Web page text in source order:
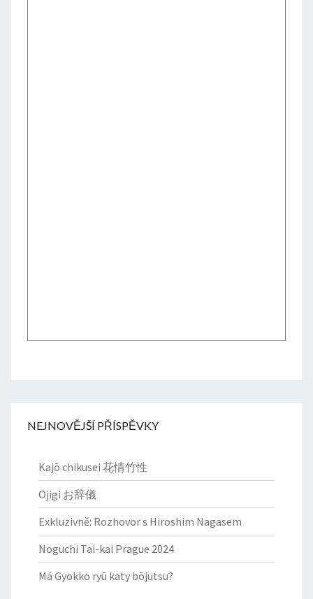
NEJNOVĚJŠÍ PŘÍSPĚVKY
Kajō chikusei 花情竹性
Ojigi お辞儀
Exkluzivně: Rozhovor s Hiroshim Nagasem
Noguchi Tai-kai Prague 2024
Má Gyokko ryū katy bōjutsu?